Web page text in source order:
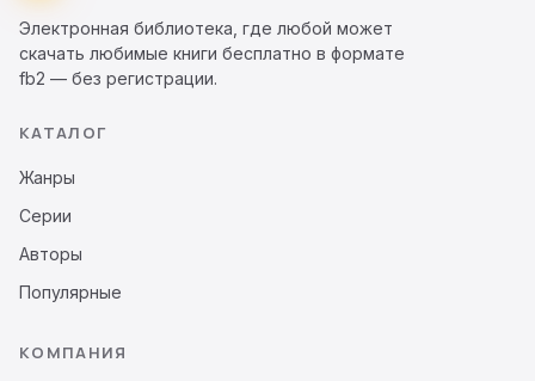
Электронная библиотека, где любой может
скачать любимые книги бесплатно в формате
fb2 — без регистрации.
КАТАЛОГ
Жанры
Серии
Авторы
Популярные
КОМПАНИЯ